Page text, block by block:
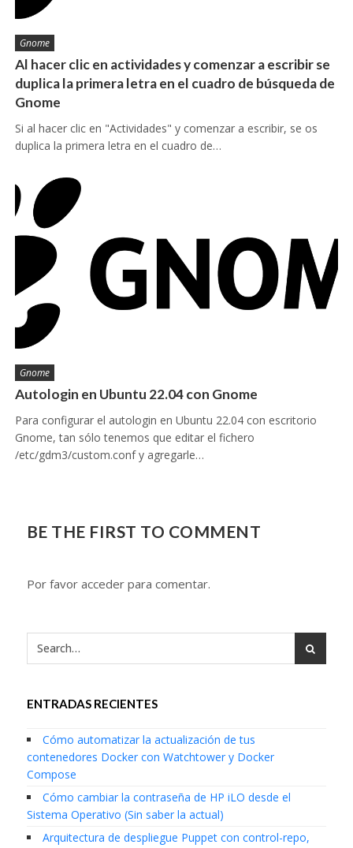
Gnome
Al hacer clic en actividades y comenzar a escribir se
duplica la primera letra en el cuadro de búsqueda de
Gnome
Si al hacer clic en "Actividades" y comenzar a escribir, se os
duplica la primera letra en el cuadro de…
Gnome
Autologin en Ubuntu 22.04 con Gnome
Para configurar el autologin en Ubuntu 22.04 con escritorio
Gnome, tan sólo tenemos que editar el fichero
/etc/gdm3/custom.conf y agregarle…
BE THE FIRST TO COMMENT
Por favor acceder para comentar.
ENTRADAS RECIENTES
Cómo automatizar la actualización de tus
contenedores Docker con Watchtower y Docker
Compose
Cómo cambiar la contraseña de HP iLO desde el
Sistema Operativo (Sin saber la actual)
Arquitectura de despliegue Puppet con control-repo,